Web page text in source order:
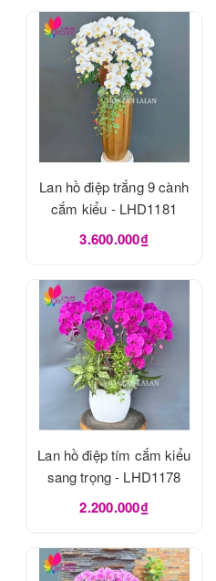
Lan hồ điệp trắng 9 cành
cắm kiểu - LHD1181
3.600.000₫
Lan hồ điệp tím cắm kiểu
sang trọng - LHD1178
2.200.000₫